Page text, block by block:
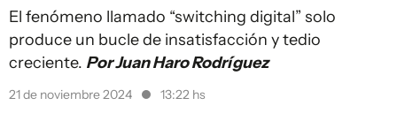
El fenómeno llamado “switching digital” solo
produce un bucle de insatisfacción y tedio
creciente. Por Juan Haro Rodríguez
21 de noviembre 2024 13:22 hs